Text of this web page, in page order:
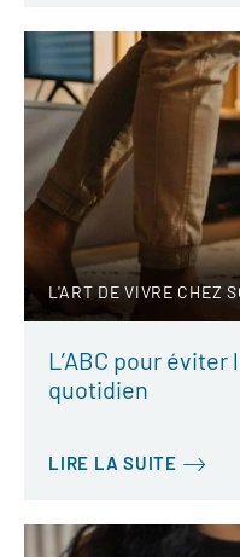
L'ART DE VIVRE CHEZ
L’ABC pour
quotidien
LIRE LA SUITE